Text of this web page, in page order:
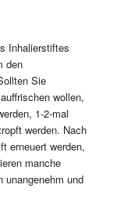
Inhalierstiftes
den
Sie
wollen,
1-2-mal
werden. Nach
erneuert werden,
manche
unangenehm und